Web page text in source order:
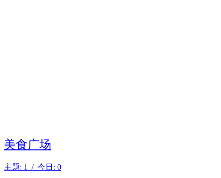
美食广场
主题: 1 / 今日: 0